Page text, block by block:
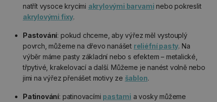
natřít vysoce krycími akrylovými barvami nebo pokreslit
akrylovými fixy.
Pastování: pokud chceme, aby výřez měl vystouplý
povrch, můžeme na dřevo nanášet reliéfní pasty. Na
výběr máme pasty základní nebo s efektem – metalické,
třpytivé, krakelovací a další. Můžeme je nanést volně nebo
jimi na výřez přenášet motivy ze šablon.
Patinování: patinovacími pastami a vosky můžeme